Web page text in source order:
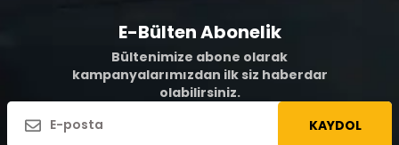
E-Bülten Abonelik
Bültenimize abone olarak
kampanyalarımızdan ilk siz haberdar
olabilirsiniz.
KAYDOL